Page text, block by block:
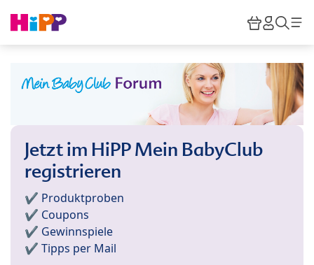
HiPP
Jetzt im HiPP Mein BabyClub
registrieren
✔️ Produktproben
✔️ Coupons
✔️ Gewinnspiele
✔️ Tipps per Mail